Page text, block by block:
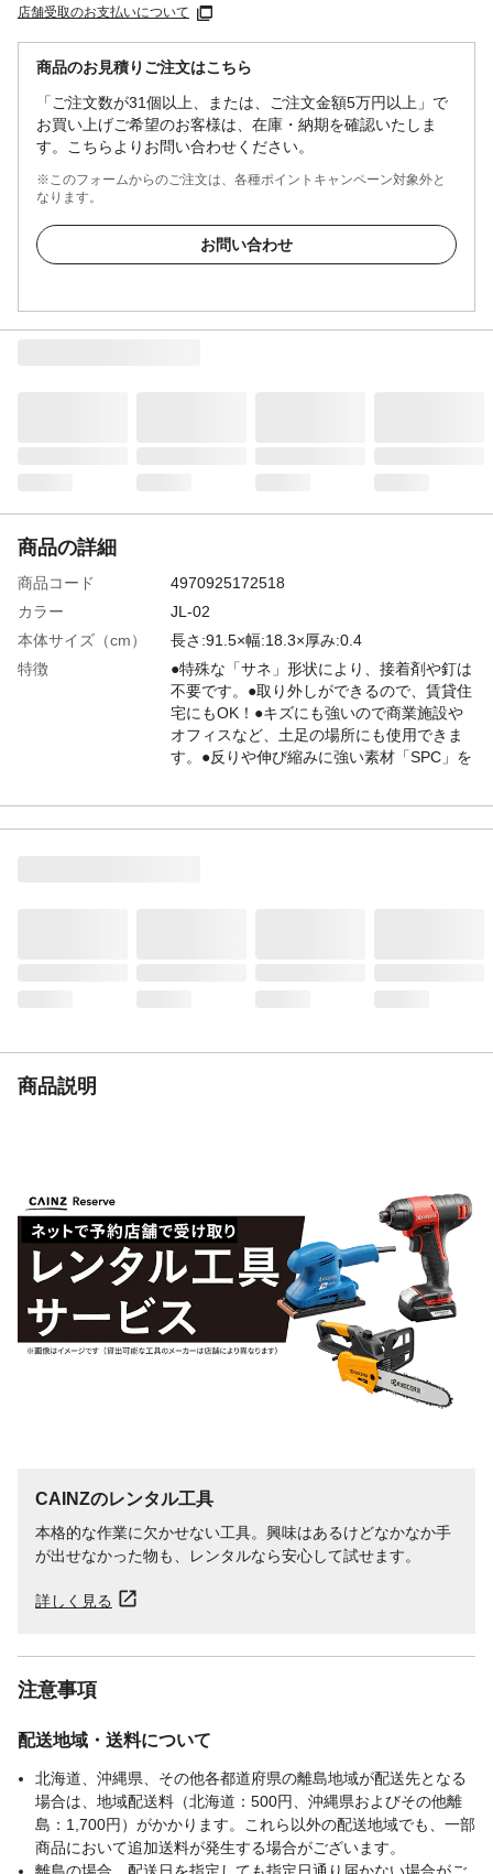
店舗受取のお支払いについて
商品のお見積りご注文はこちら
「ご注文数が31個以上、または、ご注文金額5万円以上」で
お買い上げご希望のお客様は、在庫・納期を確認いたしま
す。こちらよりお問い合わせください。
※このフォームからのご注文は、各種ポイントキャンペーン対象外と
なります。
お問い合わせ
商品の詳細
商品コード
4970925172518
カラー
JL-02
本体サイズ（cm）
長さ:91.5×幅:18.3×厚み:0.4
特徴
●特殊な「サネ」形状により、接着剤や釘は
不要です。●取り外しができるので、賃貸住
宅にもOK！●キズにも強いので商業施設や
オフィスなど、土足の場所にも使用できま
す。●反りや伸び縮みに強い素材「SPC」を
取り付け方法
【使用できる場所】床面素材が木、コンク
リート、化学タイル、クッションフロア、
商品説明
CAINZのレンタル工具
本格的な作業に欠かせない工具。興味はあるけどなかなか手
が出せなかった物も、レンタルなら安心して試せます。
詳しく見る
注意事項
配送地域・送料について
北海道、沖縄県、その他各都道府県の離島地域が配送先となる
場合は、地域配送料（北海道：500円、沖縄県およびその他離
島：1,700円）がかかります。これら以外の配送地域でも、一部
商品において追加送料が発生する場合がございます。